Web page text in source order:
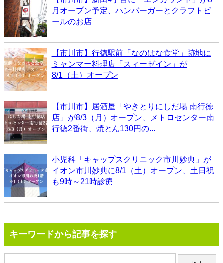
月オープン予定、ハンバーガーとクラフトビ
ールのお店
【市川市】行徳駅前「なのはな食堂」跡地に
ミャンマー料理店「スィーゼイン」が
8/1（土）オープン
【市川市】居酒屋「やきとりにしだ場 南行徳
店」が8/3（月）オープン、メトロセンター南
行徳2番街、焼とん130円の...
小児科「キャップスクリニック市川妙典」が
イオン市川妙典に8/1（土）オープン、土日祝
も9時～21時診療
キーワードから記事を探す